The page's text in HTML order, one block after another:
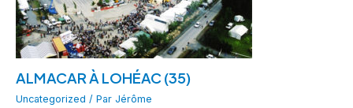
ALMACAR À LOHÉAC (35)
Uncategorized / Par Jérôme